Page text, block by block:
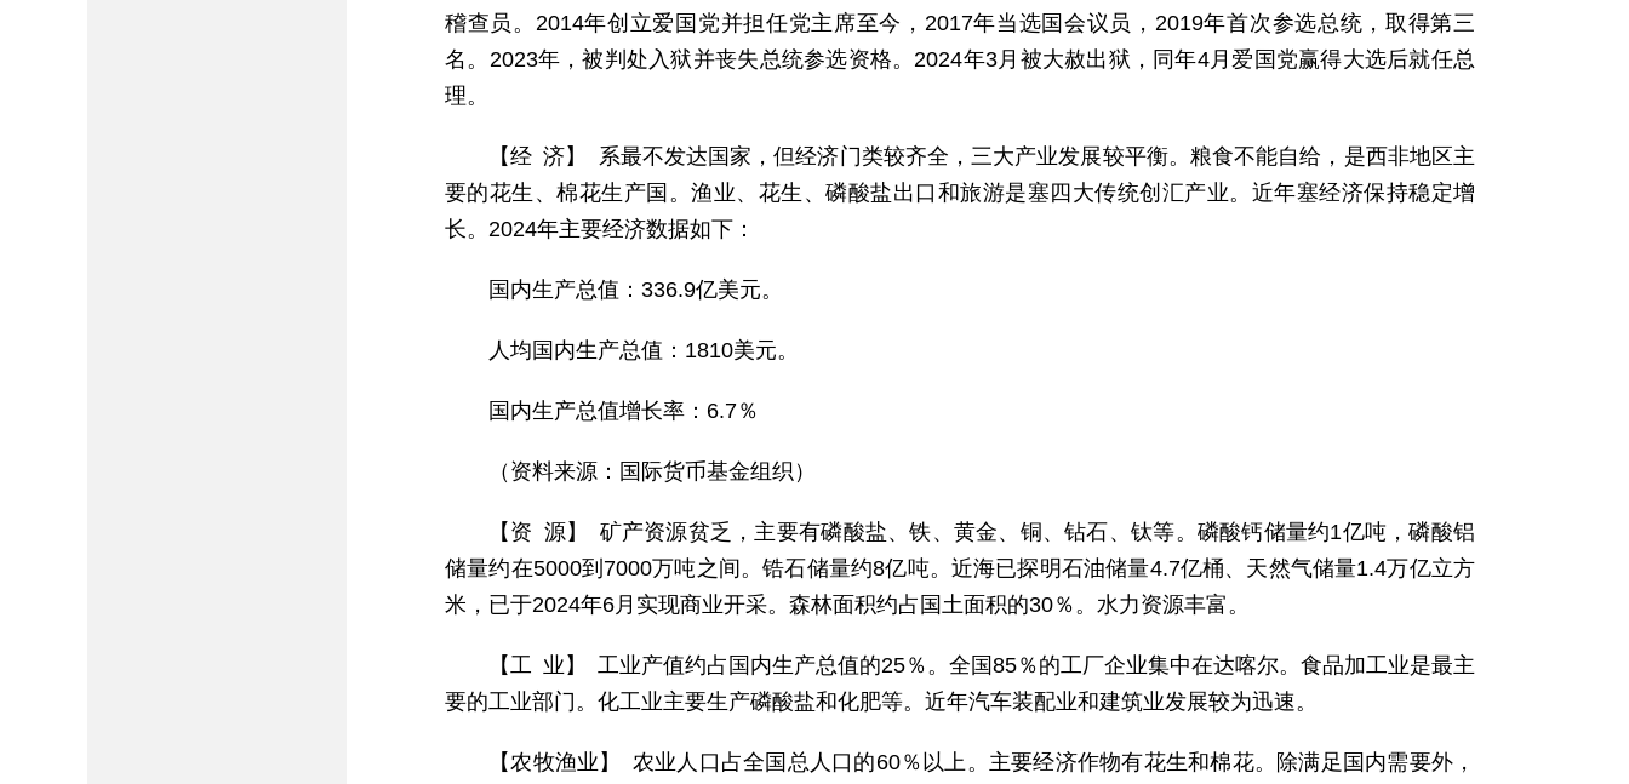
稽查员。2014年创立爱国党并担任党主席至今，2017年当选国会议员，2019年首次参选总统，取得第三
名。2023年，被判处入狱并丧失总统参选资格。2024年3月被大赦出狱，同年4月爱国党赢得大选后就任总
理。
【经 济】 系最不发达国家，但经济门类较齐全，三大产业发展较平衡。粮食不能自给，是西非地区主
要的花生、棉花生产国。渔业、花生、磷酸盐出口和旅游是塞四大传统创汇产业。近年塞经济保持稳定增
长。2024年主要经济数据如下：
国内生产总值：336.9亿美元。
人均国内生产总值：1810美元。
国内生产总值增长率：6.7％
（资料来源：国际货币基金组织）
【资 源】 矿产资源贫乏，主要有磷酸盐、铁、黄金、铜、钻石、钛等。磷酸钙储量约1亿吨，磷酸铝
储量约在5000到7000万吨之间。锆石储量约8亿吨。近海已探明石油储量4.7亿桶、天然气储量1.4万亿立方
米，已于2024年6月实现商业开采。森林面积约占国土面积的30％。水力资源丰富。
【工 业】 工业产值约占国内生产总值的25％。全国85％的工厂企业集中在达喀尔。食品加工业是最主
要的工业部门。化工业主要生产磷酸盐和化肥等。近年汽车装配业和建筑业发展较为迅速。
【农牧渔业】 农业人口占全国总人口的60％以上。主要经济作物有花生和棉花。除满足国内需要外，